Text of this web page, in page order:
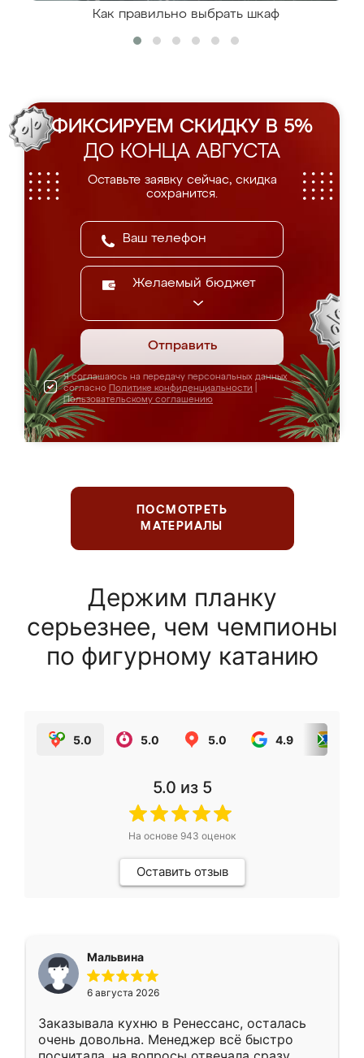
Как правильно выбрать шкаф
ФИКСИРУЕМ СКИДКУ В 5%
ДО КОНЦА АВГУСТА
Оставьте заявку сейчас, скидка
сохранится.
Желаемый бюджет
Отправить
Я соглашаюсь на передачу персональных данных
согласно Политике конфиденциальности
Пользовательскому соглашению
ПОСМОТРЕТЬ
МАТЕРИАЛЫ
Держим планку
серьезнее, чем чемпионы
по фигурному катанию
5.0 5.0 5.0 4.9
5.0 из 5
На основе 943 оценок
Оставить отзыв
Мальвина
6 августа 2026
Заказывала кухню в Ренессанс, осталась
очень довольна. Менеджер всё быстро